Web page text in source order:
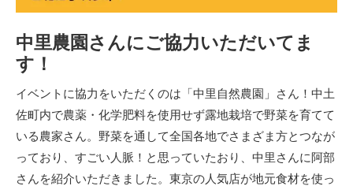
中里農園さんにご協力いただいてま
す！
イベントに協力をいただくのは「中里自然農園」さん！中土
佐町内で農薬・化学肥料を使用せず露地栽培で野菜を育てて
いる農家さん。野菜を通して全国各地でさまざま方とつなが
っており、すごい人脈！と思っていたおり、中里さんに阿部
さんを紹介いただきました。東京の人気店が地元食材を使っ